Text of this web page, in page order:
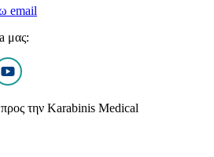
email
μας:
την Karabinis Medical